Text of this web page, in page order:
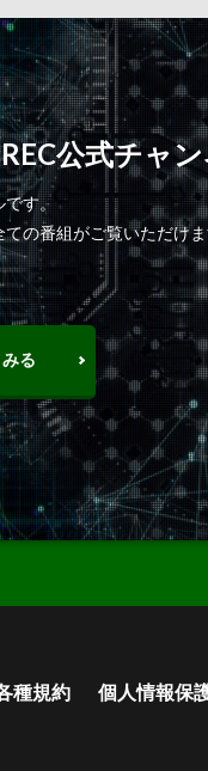
公式チャ
です。
の番組がご覧いただけま
る
種規約 個人情報保